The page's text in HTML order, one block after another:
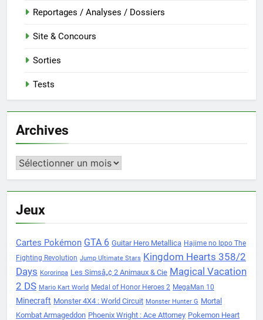
Reportages / Analyses / Dossiers
Site & Concours
Sorties
Tests
Archives
Archives
Jeux
Cartes Pokémon GTA 6 Guitar Hero Metallica Hajime no Ippo The
Fighting Revolution Jump Ultimate Stars Kingdom Hearts 358/2
Days Kororinpa Les Simsâ„¢ 2 Animaux & Cie Magical Vacation
2 DS Mario Kart World Medal of Honor Heroes 2 MegaMan 10
Minecraft Monster 4X4 : World Circuit Monster Hunter G Mortal
Kombat Armageddon Phoenix Wright : Ace Attorney Pokemon Heart